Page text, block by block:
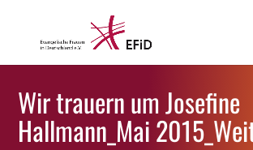
Wir trauern um Josefine
Hallmann_Mai